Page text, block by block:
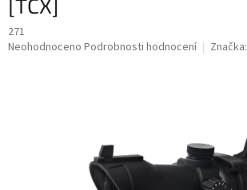
[TCX]
271
Průměrné
Neohodnoceno Podrobnosti hodnocení Značka: